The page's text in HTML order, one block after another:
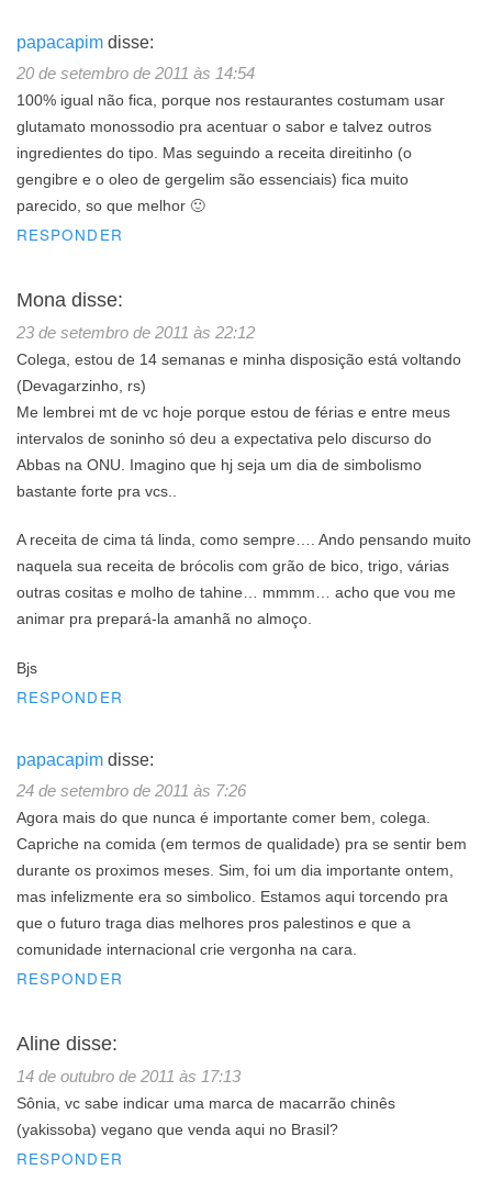
papacapim disse:
20 de setembro de 2011 às 14:54
100% igual não fica, porque nos restaurantes costumam usar
glutamato monossodio pra acentuar o sabor e talvez outros
ingredientes do tipo. Mas seguindo a receita direitinho (o
gengibre e o oleo de gergelim são essenciais) fica muito
parecido, so que melhor 🙂
RESPONDER
Mona disse:
23 de setembro de 2011 às 22:12
Colega, estou de 14 semanas e minha disposição está voltando
(Devagarzinho, rs)
Me lembrei mt de vc hoje porque estou de férias e entre meus
intervalos de soninho só deu a expectativa pelo discurso do
Abbas na ONU. Imagino que hj seja um dia de simbolismo
bastante forte pra vcs..
A receita de cima tá linda, como sempre…. Ando pensando muito
naquela sua receita de brócolis com grão de bico, trigo, várias
outras cositas e molho de tahine… mmmm… acho que vou me
animar pra prepará-la amanhã no almoço.
Bjs
RESPONDER
papacapim disse:
24 de setembro de 2011 às 7:26
Agora mais do que nunca é importante comer bem, colega.
Capriche na comida (em termos de qualidade) pra se sentir bem
durante os proximos meses. Sim, foi um dia importante ontem,
mas infelizmente era so simbolico. Estamos aqui torcendo pra
que o futuro traga dias melhores pros palestinos e que a
comunidade internacional crie vergonha na cara.
RESPONDER
Aline disse:
14 de outubro de 2011 às 17:13
Sônia, vc sabe indicar uma marca de macarrão chinês
(yakissoba) vegano que venda aqui no Brasil?
RESPONDER